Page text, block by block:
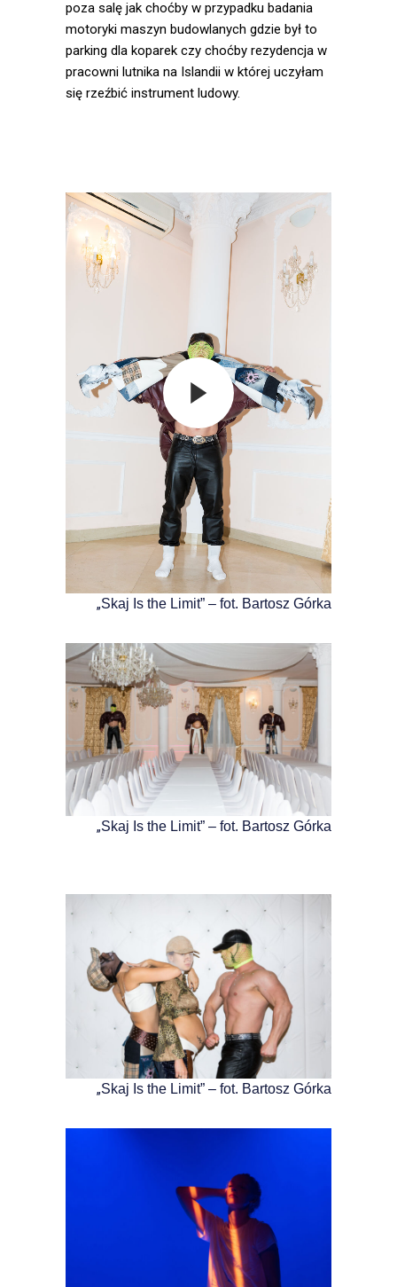
AR i AI).
poza salę jak choćby w przypadku badania
motoryki maszyn budowlanych gdzie był to
parking dla koparek czy choćby rezydencja w
pracowni lutnika na Islandii w której uczyłam
się rzeźbić instrument ludowy.
„Skaj Is the Limit” – fot. Bartosz Górka
„Skaj Is the Limit” – fot. Bartosz Górka
„Skaj Is the Limit” – fot. Bartosz Górka